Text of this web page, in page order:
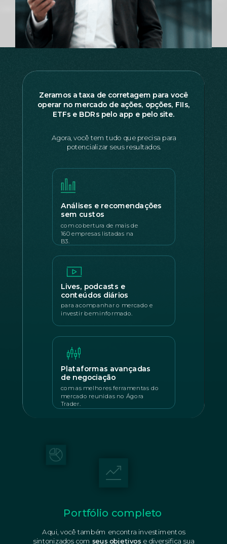
Zeramos a taxa de corretagem para você
operar no mercado de ações, opções, FIIs,
ETFs e BDRs pelo app e pelo site.
Agora, você tem tudo que precisa para
potencializar seus resultados.
Análises e recomendações
sem custos
com cobertura de mais de
160 empresas listadas na
B3.
Lives, podcasts e
conteúdos diários
para acompanhar o mercado e
investir bem informado.
Plataformas avançadas
de negociação
com as melhores ferramentas do
mercado reunidas no Ágora
Trader.
Portfólio completo
Aqui, você também encontra investimentos
sintonizados com seus objetivos e diversifica sua